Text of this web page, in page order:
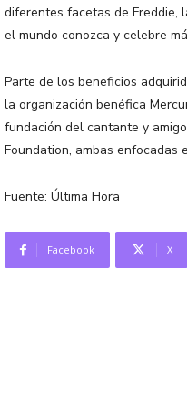
diferentes facetas de Freddie,
el mundo conozca y celebre
Parte de los beneficios
la organización benéfica
fundación del cantante y
Foundation, ambas enfocadas
Fuente: Última Hora
Facebook X